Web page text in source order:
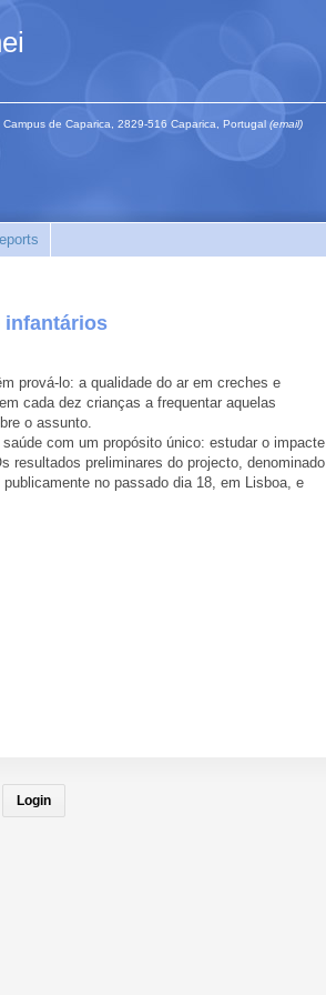
de Caparica, 2829-516 Caparica, Portugal (email)
infantários
prová-lo: a qualidade do ar em creches e
cada dez crianças a frequentar aquelas
o assunto.
com um propósito único: estudar o impacte
resultados preliminares do projecto, denominado
no passado dia 18, em Lisboa, e
Login